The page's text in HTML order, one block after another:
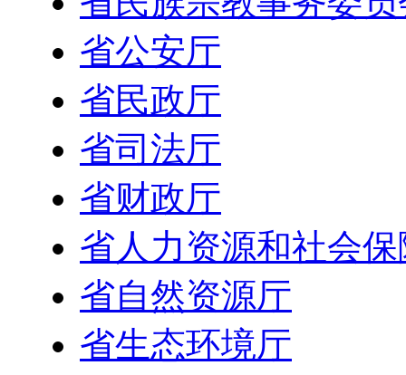
省公安厅
省民政厅
省司法厅
省财政厅
省人力资源和社会
省自然资源厅
省生态环境厅